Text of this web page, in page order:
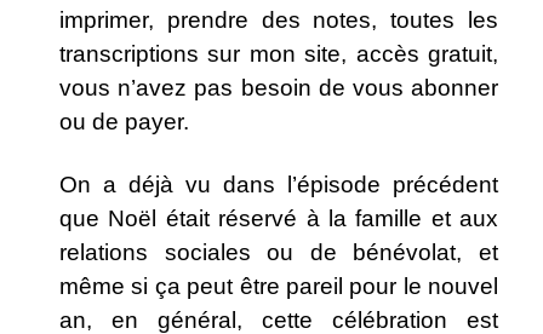
imprimer, prendre des notes, toutes les
transcriptions sur mon site, accès gratuit,
vous n’avez pas besoin de vous abonner
ou de payer.
On a déjà vu dans l’épisode précédent
que Noël était réservé à la famille et aux
relations sociales ou de bénévolat, et
même si ça peut être pareil pour le nouvel
an, en général, cette célébration est